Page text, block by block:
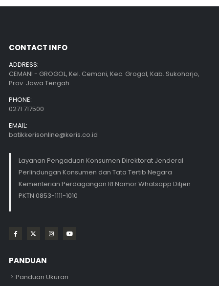
CONTACT INFO
ADDRESS:
CEMANI - GROGOL, Kel. Cemani, Kec. Grogol, Kab. Sukoharjo,
Prov. Jawa Tengah
PHONE:
0271 717500
EMAIL:
batikkerisonline@keris.co.id
Layanan Pengaduan Konsumen Direktorat Jenderal
Perlindungan Konsumen dan Tata Tertib Negara
Kementerian Perdagangan RI Nomor Whatsapp Ditjen
PKTN 0853-1111-1010
PANDUAN
Panduan Ukuran